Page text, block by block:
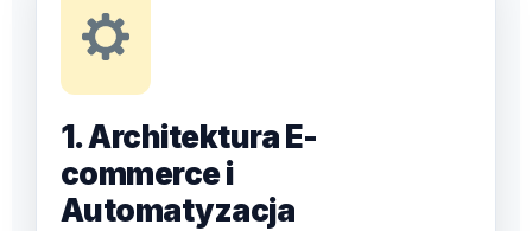
1. Architektura E-
commerce i
Automatyzacja